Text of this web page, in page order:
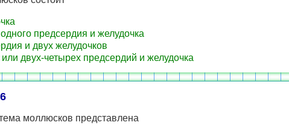
одного предсердия и желудочка
и двух желудочков
или двух-четырех предсердий и желудочка
моллюсков представлена